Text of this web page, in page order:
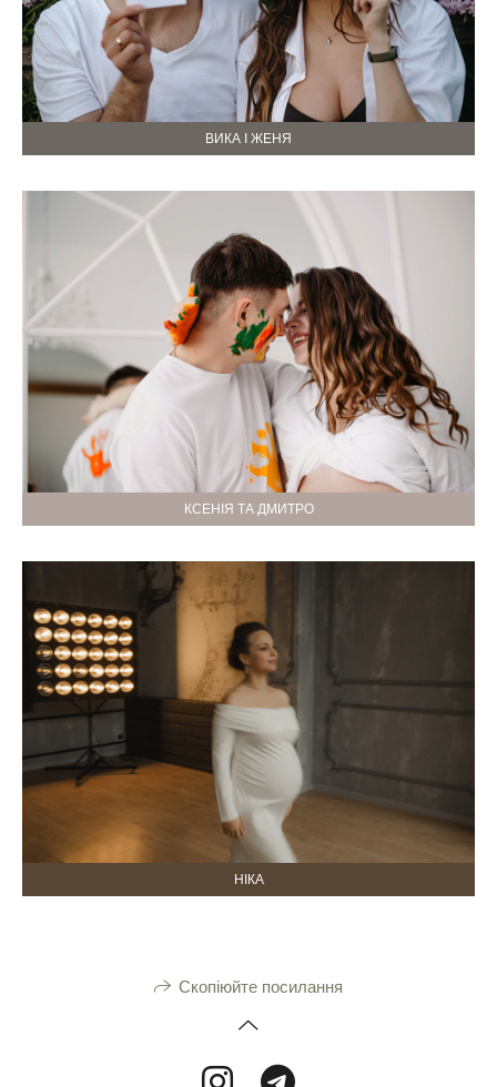
ВИКА І ЖЕНЯ
КСЕНІЯ ТА ДМИТРО
НІКА
Скопіюйте посилання